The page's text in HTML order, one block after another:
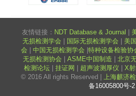
友情链接： NDT Database & Journal
无损检测学会
国际无损检测学会 美
会
中国无损检测学会 特种设备检验协
无损检测协会
ASME中国制造 北京
检测论坛
挂证网 超声波测厚仪 X
© 2016 All rights Reserved |
上海麒济
备16005800号-2